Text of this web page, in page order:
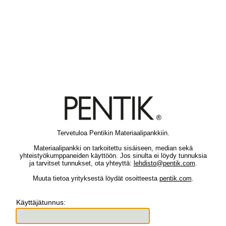
Tervetuloa Pentikin Materiaalipankkiin.
Materiaalipankki on tarkoitettu sisäiseen, median sekä
yhteistyökumppaneiden käyttöön. Jos sinulta ei löydy tunnuksia
ja tarvitset tunnukset, ota yhteyttä: lehdisto@pentik.com
Muuta tietoa yrityksestä löydät osoitteesta pentik.com
Käyttäjätunnus: